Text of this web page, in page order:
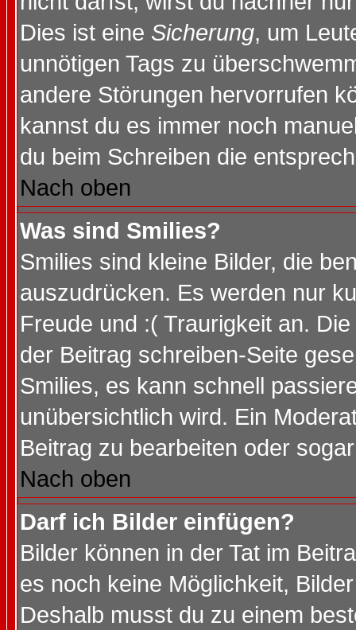
Dies ist eine Sicherung, um
unnötigen Tags zu
andere Störungen hervorrufen
kannst du es immer noch
du beim Schreiben die
Nach oben
Was sind Smilies?
Smilies sind kleine Bilder, die
auszudrücken. Es werden nur
Freude und :( Traurigkeit an.
der Beitrag schreiben-Seite
Smilies, es kann schnell
unübersichtlich wird. Ein
Beitrag zu bearbeiten oder
Nach oben
Darf ich Bilder einfügen?
Bilder können in der Tat im
es noch keine Möglichkeit,
Deshalb musst du zu einem